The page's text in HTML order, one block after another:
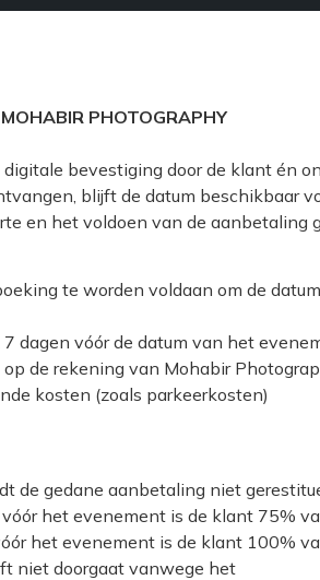
PHOTOGRAPHY
bevestiging door de klant én
blijft de datum beschikbaar
en het voldoen van de aanbetaling
te worden voldaan om de datum
dagen vóór de datum van het
de rekening van Mohabir
kosten (zoals parkeerkosten)
de gedane aanbetaling niet
het evenement is de klant 75%
het evenement is de klant 100%
niet doorgaat vanwege het